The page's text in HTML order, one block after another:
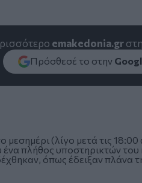
emakedonia.gr
Πρόσθεσέ το στην
(λίγο μετά τις
πλήθος υποστηρικτών του
όπως έδειξαν πλάνα